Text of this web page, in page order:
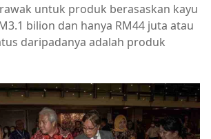
untuk produk berasaskan kayu
bilion dan hanya RM44 juta atau
daripadanya adalah produk